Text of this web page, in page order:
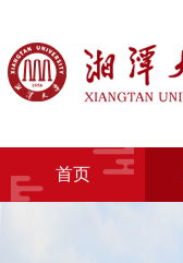
首页